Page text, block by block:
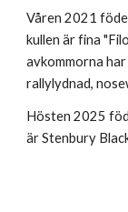
Våren 2021
kullen är fina
avkommorna
rallylydnad,
Hösten 2025
är Stenbury